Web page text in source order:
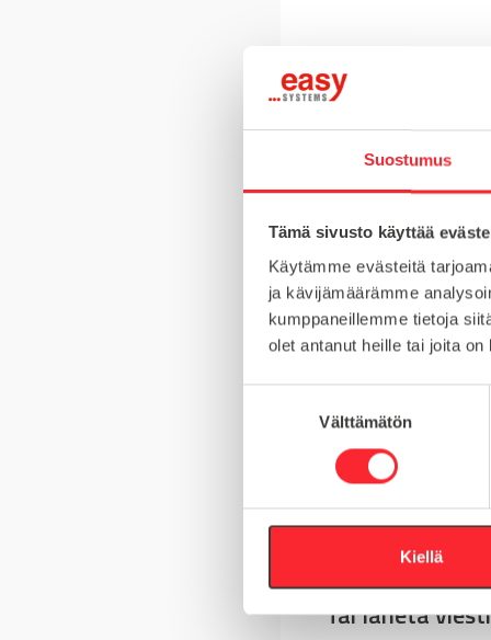
Suostumus
Tämä sivusto käyttää
Käytämme evästeitä
ja kävijämäärämme
kumppaneillemme tietoja
olet antanut heille tai joita
k
Välttämätön
Kiellä
MATERIAALI
MYYNTIERÄ
Kysy tuotteista:
+358 10 5262 290
Tai lähetä